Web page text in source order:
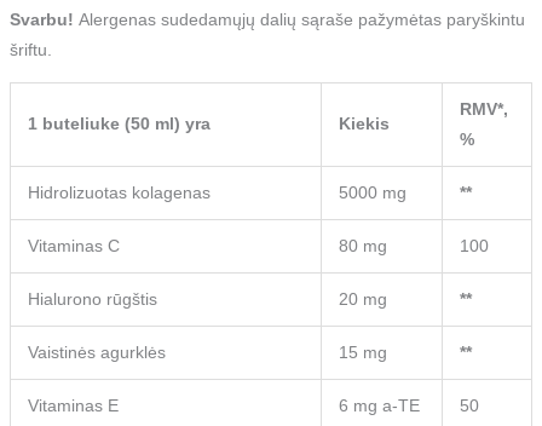
Svarbu! Alergenas sudedamųjų dalių sąraše pažymėtas paryškintu
šriftu.
1 buteliuke (50 ml) yra Kiekis
RMV*,
%
Hidrolizuotas kolagenas 5000 mg **
Vitaminas C 80 mg 100
Hialurono rūgštis 20 mg **
Vaistinės agurklės 15 mg **
Vitaminas E 6 mg a-TE 50